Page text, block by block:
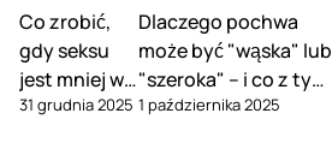
Co zrobić,
gdy seksu
jest mniej w
związku
31 grudnia 2025
Dlaczego pochwa
może być "wąska" lub
"szeroka" – i co z tym
zrobić
1 października 2025